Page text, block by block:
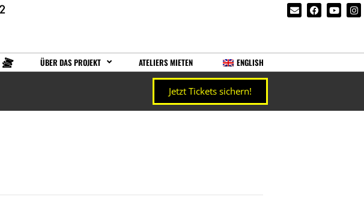
ÜBER DAS PROJEKT ATELIERS MIETEN ENGLISH
Jetzt Tickets sichern!